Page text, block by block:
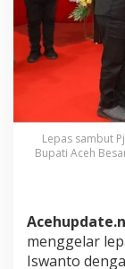
Lepas sambut
Bupati Aceh
menggelar
Iswanto